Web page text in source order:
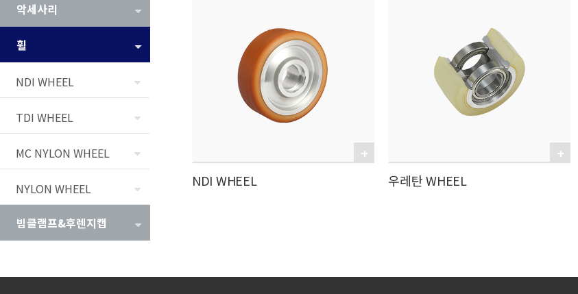
악세사리
휠
NDI WHEEL
TDI WHEEL
MC NYLON WHEEL
NYLON WHEEL
빔클램프&후렌지캡
NDI WHEEL 우레탄 WHEEL